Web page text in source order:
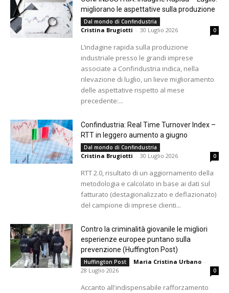
migliorano le aspettative sulla produzione
Dal mondo di Confindustria
Cristina Brugiotti - 30 Luglio 2026 0
L’indagine rapida sulla produzione
industriale presso le grandi imprese
associate a Confindustria indica, nella
rilevazione di luglio, un lieve miglioramento
delle aspettative rispetto al mese
precedente:...
Confindustria: Real Time Turnover Index –
RTT in leggero aumento a giugno
Dal mondo di Confindustria
Cristina Brugiotti - 30 Luglio 2026 0
RTT 2.0, risultato di un aggiornamento della
metodologia e calcolato in base ai dati sul
fatturato (destagionalizzato e deflazionato)
del campione di imprese clienti...
Contro la criminalità giovanile le migliori
esperienze europee puntano sulla
prevenzione (Huffington Post)
Huffington Post Maria Cristina Urbano -
28 Luglio 2026
0
Accanto all'indispensabile rafforzamento